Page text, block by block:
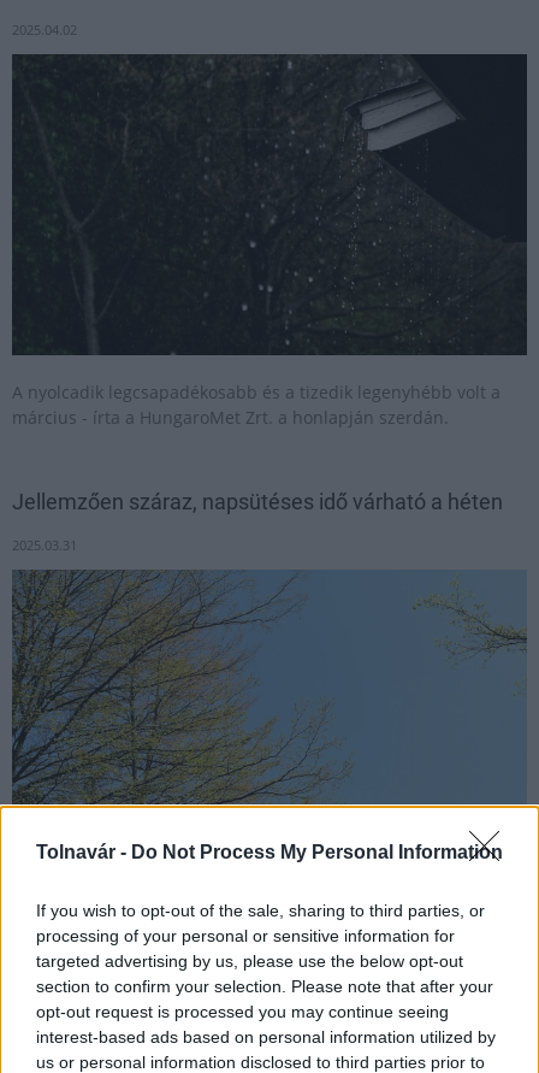
Tolnavár - Do Not Process My Personal Information
If you wish to opt-out of the sale, sharing to third parties, or
processing of your personal or sensitive information for
targeted advertising by us, please use the below opt-out
section to confirm your selection. Please note that after your
opt-out request is processed you may continue seeing
interest-based ads based on personal information utilized by
us or personal information disclosed to third parties prior to
2025.04.02
A nyolcadik legcsapadékosabb és a tizedik legenyhébb volt a
március - írta a HungaroMet Zrt. a honlapján szerdán.
Jellemzően száraz, napsütéses idő várható a héten
2025.03.31
A hét elején még többfelé lehet zápor, majd csökken a
csapadék esélye, és április első hetében jellemzően száraz,
napos-felhős idő várható. A szél gyakran lesz erős. A hét
közepén a hőmérséklet csúcsértéke ismét megközelíti a 20
Celsius-fokot, de vasárnapra 3-9 fok közé csökken, és
visszatérnek a gyenge hajnali fagyok - derül ki a HungaroMet
Zrt. előrejelzéséből.